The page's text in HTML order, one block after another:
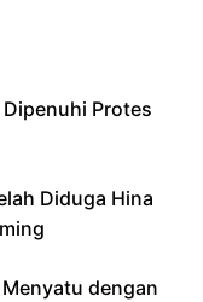
Protes
Diduga Hina
dengan